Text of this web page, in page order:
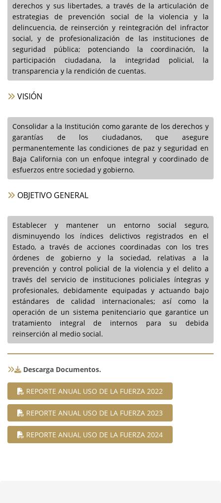
derechos y sus libertades, a través de la articulación de
estrategias de prevención social de la violencia y la
delincuencia, de reinserción y reintegración del infractor
social, y de profesionalización de las instituciones de
seguridad pública; potenciando la coordinación, la
participación ciudadana, la integridad policial, la
transparencia y la rendición de cuentas.
VISIÓN
Consolidar a la Institución como garante de los derechos y
garantías de los ciudadanos, que asegure
permanentemente las condiciones de paz y seguridad en
Baja California con un enfoque integral y coordinado de
esfuerzos entre sociedad y gobierno.
OBJETIVO GENERAL
Establecer y mantener un entorno social seguro,
disminuyendo los índices delictivos registrados en el
Estado, a través de acciones coordinadas con los tres
órdenes de gobierno y la sociedad, relativas a la
prevención y control policial de la violencia y el delito a
través del servicio de instituciones policiales íntegras y
profesionales, debidamente equipadas y actuando bajo
estándares de calidad internacionales; así como la
operación de un sistema penitenciario que garantice un
tratamiento integral de internos para su debida
reinserción al medio social.
Descarga Documentos.
REPORTE ANUAL USO DE LA FUERZA 2022
REPORTE ANUAL USO DE LA FUERZA 2023
REPORTE ANUAL USO DE LA FUERZA 2024